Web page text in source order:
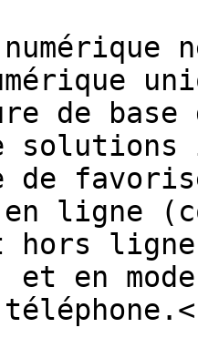
de base
de
ligne
hors
en